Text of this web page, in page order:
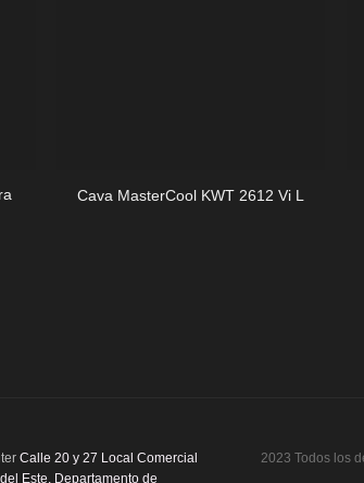
Cava MasterCool KWT 2612 Vi L
Calle 20 y 27 Local Comercial
Este, Departamento de
2023 Todos los